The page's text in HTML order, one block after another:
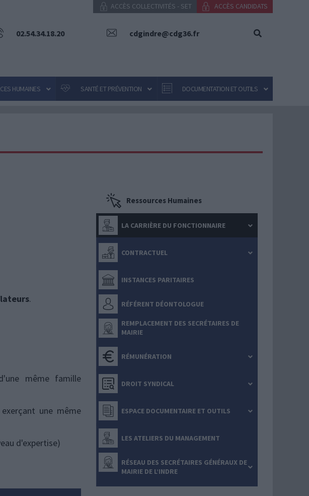
ACCÈS COLLECTIVITÉS - SET ACCÈS CANDIDATS
02.54.34.18.20 cdgindre@cdg36.fr
HUMAINES SANTÉ ET PRÉVENTION DOCUMENTATION ET OUTILS
.
même famille
une même
d'expertise)
Ressources Humaines
LA CARRIÈRE DU FONCTIONNAIRE
CONTRACTUEL
INSTANCES PARITAIRES
RÉFÉRENT DÉONTOLOGUE
REMPLACEMENT DES SECRÉTAIRES DE
MAIRIE
RÉMUNÉRATION
DROIT SYNDICAL
ESPACE DOCUMENTAIRE ET OUTILS
LES ATELIERS DU MANAGEMENT
RÉSEAU DES SECRÉTAIRES GÉNÉRAUX DE
MAIRIE DE L’INDRE